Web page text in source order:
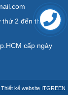
thứ 2 đến thứ 7,
cấp ngày
Thiết kế website ITGREEN